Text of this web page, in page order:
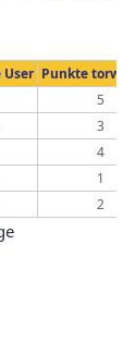
User Punkte
5
3
4
1
2